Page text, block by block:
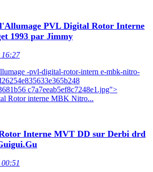
PVL Digital Rotor Interne
1993 par Jimmy
16:27
-pvl-digital-rotor-intern e-mbk-nitro-
c7a7eeab5ef8c7248e1.jpg">
Rotor interne MBK Nitro...
Interne MVT DD sur Derbi drd